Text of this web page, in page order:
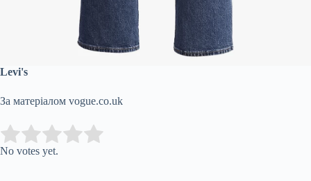
Levi's
За матеріалом vogue.co.uk
Rate this item:
No votes yet.